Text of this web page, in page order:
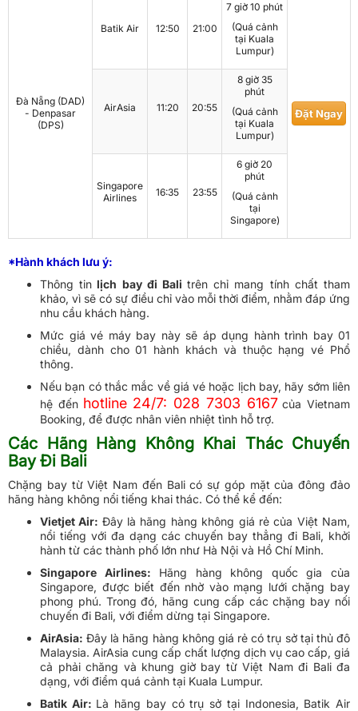
Đà Nẵng (DAD)
- Denpasar
(DPS)
Batik Air 12:50 21:00
7 giờ 10 phút
(Quá cảnh
tại Kuala
Lumpur)
Đặt Ngay
AirAsia 11:20 20:55
8 giờ 35
phút
(Quá cảnh
tại Kuala
Lumpur)
Singapore
Airlines
16:35 23:55
6 giờ 20
phút
(Quá cảnh
tại
Singapore)
*Hành khách lưu ý:
Thông tin lịch bay đi Balitrên chỉ mang tính chất tham
khảo, vì sẽ có sự điều chỉ vào mỗi thời điểm, nhằm đáp ứng
nhu cầu khách hàng.
Mức giá vé máy bay này sẽ áp dụng hành trình bay 01
chiều, dành cho 01 hành khách và thuộc hạng vé Phổ
thông.
Nếu bạn có thắc mắc về giá vé hoặc lịch bay, hãy sớm liên
hệ đến hotline 24/7: 028 7303 6167 của Vietnam
Booking, để được nhân viên nhiệt tình hỗ trợ.
Các Hãng Hàng Không Khai Thác Chuyến
Bay Đi Bali
Chặng bay từ Việt Nam đến Bali có sự góp mặt của đông đảo
hãng hàng không nổi tiếng khai thác. Có thể kể đến:
Vietjet Air: Đây là hãng hàng không giá rẻ của Việt Nam,
nổi tiếng với đa dạng các chuyến bay thẳng đi Bali, khởi
hành từ các thành phố lớn như Hà Nội và Hồ Chí Minh.
Singapore Airlines: Hãng hàng không quốc gia của
Singapore, được biết đến nhờ vào mạng lưới chặng bay
phong phú. Trong đó, hãng cung cấp các chặng bay nối
chuyến đi Bali, với điểm dừng tại Singapore.
AirAsia: Đây là hãng hàng không giá rẻ có trụ sở tại thủ đô
Malaysia. AirAsia cung cấp chất lượng dịch vụ cao cấp, giá
cả phải chăng và khung giờ bay từ Việt Nam đi Bali đa
dạng, với điểm quá cảnh tại Kuala Lumpur.
Batik Air: Là hãng bay có trụ sở tại Indonesia, Batik Air